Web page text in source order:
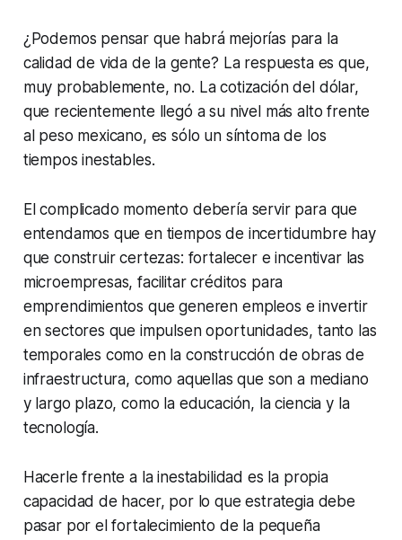
¿Podemos pensar que habrá mejorías para la
calidad de vida de la gente? La respuesta es que,
muy probablemente, no. La cotización del dólar,
que recientemente llegó a su nivel más alto frente
al peso mexicano, es sólo un síntoma de los
tiempos inestables.
El complicado momento debería servir para que
entendamos que en tiempos de incertidumbre hay
que construir certezas: fortalecer e incentivar las
microempresas, facilitar créditos para
emprendimientos que generen empleos e invertir
en sectores que impulsen oportunidades, tanto las
temporales como en la construcción de obras de
infraestructura, como aquellas que son a mediano
y largo plazo, como la educación, la ciencia y la
tecnología.
Hacerle frente a la inestabilidad es la propia
capacidad de hacer, por lo que estrategia debe
pasar por el fortalecimiento de la pequeña